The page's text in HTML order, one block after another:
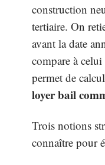
construction
tertiaire. On
avant la date
compare à
permet de
loyer bail
Trois notions
connaître pour